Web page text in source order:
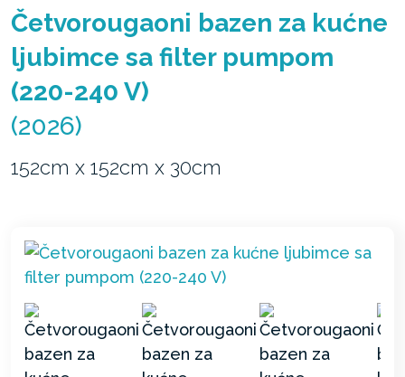
Četvorougaoni bazen za kućne
ljubimce sa filter pumpom
(220-240 V)
(2026)
152cm x 152cm x 30cm